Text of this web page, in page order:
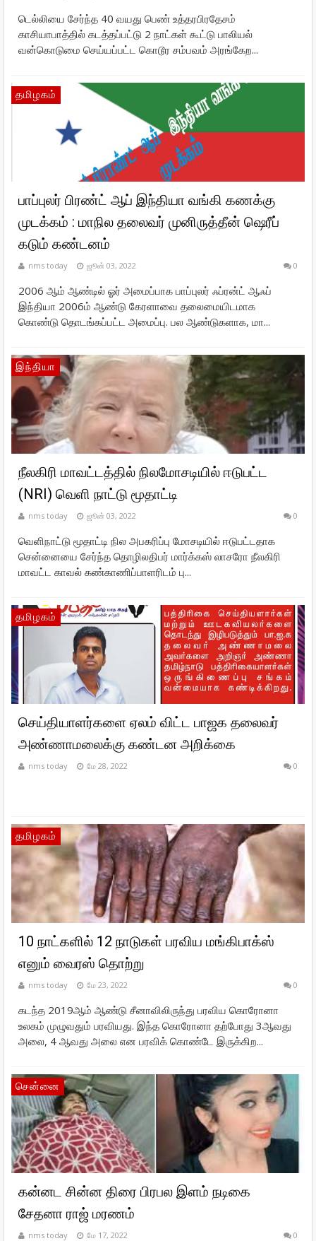
டெல்லியை சேர்ந்த 40 வயது பெண் உத்தரபிரதேசம்
காசியாபாத்தில் கடத்தப்பட்டு 2 நாட்கள் கூட்டு பாலியல்
வன்கொடுமை செய்யப்பட்ட கொடூர சம்பவம் அரங்கேற...
தமிழகம்
பாப்புலர் பிரண்ட் ஆப் இந்தியா வங்கி கணக்கு
முடக்கம் : மாநில தலைவர் முனிருத்தீன் ஷெரீப்
கடும் கண்டனம்
nms today ஜூன் 03, 2022 0
2006 ஆம் ஆண்டில் ஓர் அமைப்பாக பாப்புலர் ஃப்ரன்ட் ஆஃப்
இந்தியா 2006ம் ஆண்டு கேரளாவை தலைமையிடமாக
கொண்டு தொடங்கப்பட்ட அமைப்பு. பல ஆண்டுகளாக, மா...
இந்தியா
நீலகிரி மாவட்டத்தில் நிலமோசடியில் ஈடுபட்ட
(NRI) வெளி நாட்டு மூதாட்டி
nms today ஜூன் 03, 2022 0
வெளிநாட்டு மூதாட்டி நில அபகரிப்பு மோசடியில் ஈடுபட்டதாக
சென்னையை சேர்ந்த தொழிலதிபர் மார்க்கஸ் லாசரோ நீலகிரி
மாவட்ட காவல் கண்காணிப்பாளரிடம் பு...
தமிழகம்
செய்தியாளர்களை ஏலம் விட்ட பாஜக தலைவர்
அண்ணாமலைக்கு கண்டன அறிக்கை
nms today மே 28, 2022 0
தமிழகம்
10 நாட்களில் 12 நாடுகள் பரவிய மங்கிபாக்ஸ்
எனும் வைரஸ் தொற்று
nms today மே 23, 2022 0
கடந்த 2019ஆம் ஆண்டு சீனாவிலிருந்து பரவிய கொரோனா
உலகம் முழுவதும் பரவியது. இந்த கொரோனா தற்போது 3ஆவது
அலை, 4 ஆவது அலை என பரவிக் கொண்டே இருக்கிற...
சென்னை
கன்னட சின்ன திரை பிரபல இளம் நடிகை
சேதனா ராஜ் மரணம்
nms today மே 17, 2022 0